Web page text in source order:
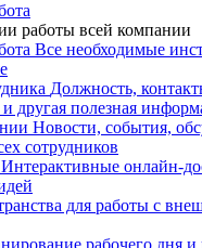
работы всей компании
Все необходимые
Должность,
и другая полезная
Новости, события,
сотрудников
Интерактивные онлайн-
для работы с
рабочего дня и